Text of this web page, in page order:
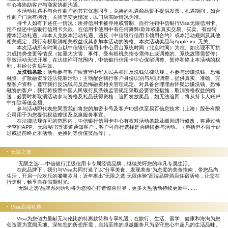
中心将协助客户与商家协商沟通。
本活动礼遇不与合作商户的其它优惠同享，兑换的礼遇商品暂不提供发票，礼遇期间，如合
作商户门店有搬迁、关闭等变更情况，以门店实际情况为准。
持卡人如有下述任一情况：所持信用卡被停用或管制、自行注销中信银行Visa无限信用卡、
拒不偿还中信银行信用卡欠款、在信用卡使用中有任何舞弊/欺诈或非真实交易、买卖、有偿转
赠本活动礼遇、非本人兑换本活动礼遇、违反《中信银行信用卡领用合约》或本活动规则及其他
相关规定，我行有权取消相关权益或其参加本活动的资格。本次活动奖品与Apple inc.无关。
本次活动所有时间点以中信银行信用卡中心后台系统时间（北京时间）为准。如出现不可抗
力或情势变更等情况（如重大灾害、事件、受有权机关指令需停止或调整的、系统故障需暂停）
导致活动无法开展，在法律许可范围内，中信银行信用卡中心保留调整、暂停和终止本活动的权
利，并经公告后生效。
反洗钱条款：活动参与客户应遵守中华人民共和国反洗钱法律法规，不参与涉嫌洗钱、恐怖
融资、扩散融资等违法犯罪活动；主动配合我行客户身份识别与尽职调查，提供真实、准确、完
整客户资料，遵守我行反洗钱与反恐怖融资相关管理规定。对具备合理理由怀疑涉嫌洗钱、恐怖
融资的客户，我行将按照中国人民银行反洗钱监管规定采取必要管控措施，取消资格权益的赠
送，必要时将取消活动参与资格及礼品获得资格，追回发放奖品，如无法追回，将从持卡人账户
中扣除等值金额。
参与活动即代表您同意我们将您的加密卡号及客户ID提供至易百信息技术（上海）股份有限
公司用于为您提供权益赠送及兑换服务事宜。
在法律法规许可的范围内，中信银行信用卡中心有权对活动条款及细则进行修改，将通过动
卡空间APP、无限秘书等渠道通知客户，客户可自行选择是否继续参与活动。（包括但不限于延
迟或提前终止本活动、更换同等价值奖品等）。
无限之选
“无限之选”—中信银行顶级信用卡专属经营品牌，继续关怀您的非凡专属生活。
在此品牌下，我们与Visa共同打造了以“分享美食、发现美食”为态度的美食指南，带您品尚
生活，开启一段欢乐的饕餮岁月；近年推出“无限之选 无限体验”高端品牌酒店住宿活动，让您在
行走时，畅享自在假期时光。
“无限之选”品牌系列活动将为您倾心打造惊喜世界，更多火热活动持续更新中......
Visa高端礼遇
Visa为您倾力呈献无与伦比的特惠款待和专享礼遇，在旅行、生活、留学、健康和海淘为您
创造更为宽阔天地。深知您的所想所需，自始至终的卓越服务只为坚守您心中超凡的生活品味。